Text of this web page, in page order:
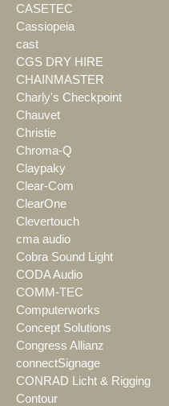
CASETEC
Cassiopeia
cast
CGS DRY HIRE
CHAINMASTER
Charly's Checkpoint
Chauvet
Christie
Chroma-Q
Claypaky
Clear-Com
ClearOne
Clevertouch
cma audio
Cobra Sound Light
CODA Audio
COMM-TEC
Computerworks
Concept Solutions
Congress Allianz
connectSignage
CONRAD Licht & Rigging
Contour